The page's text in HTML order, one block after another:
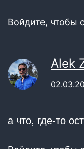
Войдите, чтобы
Alek
а что, где-то